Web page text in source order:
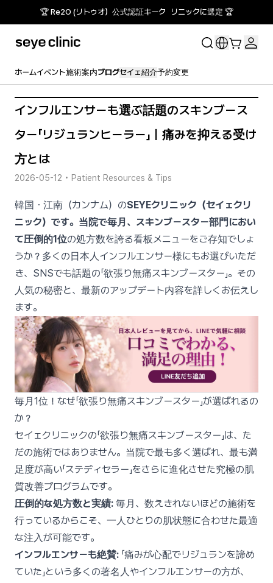
🏆 Re2O (リトゥオ）公式認証キーク リニックに選定 🏆
ホームイベント施術案内ブログセイェ紹介予約変更
インフルエンサーも選ぶ話題のスキンブース
ター「リジュランヒーラー」｜痛みを抑える受け
方とは
2026-05-12 • Patient Resources & Tips
韓国・江南（カンナム）のSEYEクリニック（セイェクリ
ニック）です。当院で毎月、スキンブースター部門におい
て圧倒的1位の処方数を誇る看板メニューをご存知でしょ
うか？多くの日本人インフルエンサー様にもお選びいただ
き、SNSでも話題の「欲張り無痛スキンブースター」。その
人気の秘密と、最新のアップデート内容を詳しくお伝えし
ます。
毎月1位！なぜ「欲張り無痛スキンブースター」が選ばれるの
か？
セイェクリニックの「欲張り無痛スキンブースター」は、た
だの施術ではありません。当院で最も多く選ばれ、最も満
足度が高い「ステディセラー」をさらに進化させた究極の肌
質改善プログラムです。
圧倒的な処方数と実績: 毎月、数えきれないほどの施術を
行っているからこそ、一人ひとりの肌状態に合わせた最適
な注入が可能です。
インフルエンサーも絶賛: 「痛みが心配でリジュランを諦め
ていた」という多くの著名人やインフルエンサーの方が、